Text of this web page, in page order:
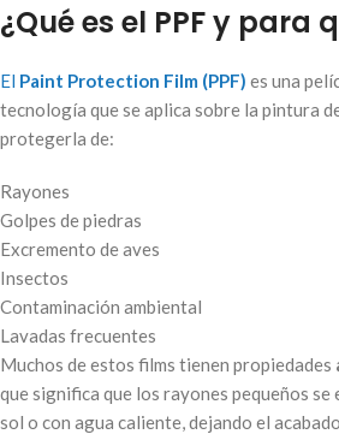
¿Qué es el PPF y para
El Paint Protection Film (PPF) es una
tecnología que se aplica sobre la pintura
protegerla de:
Rayones
Golpes de piedras
Excremento de aves
Insectos
Contaminación ambiental
Lavadas frecuentes
Muchos de estos films tienen propiedades
que significa que los rayones pequeños se
sol o con agua caliente, dejando el